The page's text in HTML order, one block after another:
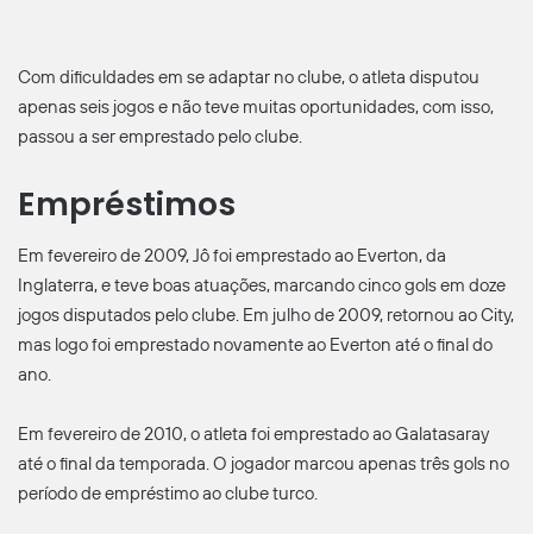
Com dificuldades em se adaptar no clube, o atleta disputou
apenas seis jogos e não teve muitas oportunidades, com isso,
passou a ser emprestado pelo clube.
Empréstimos
Em fevereiro de 2009, Jô foi emprestado ao Everton, da
Inglaterra, e teve boas atuações, marcando cinco gols em doze
jogos disputados pelo clube. Em julho de 2009, retornou ao City,
mas logo foi emprestado novamente ao Everton até o final do
ano.
Em fevereiro de 2010, o atleta foi emprestado ao Galatasaray
até o final da temporada. O jogador marcou apenas três gols no
período de empréstimo ao clube turco.